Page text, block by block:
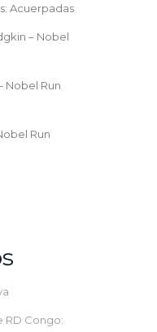
Acuerpadas
– Nobel
Nobel Run
Run
RD Congo: